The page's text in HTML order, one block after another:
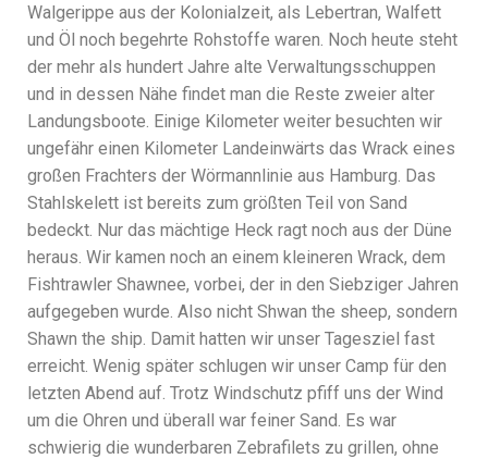
Walgerippe aus der Kolonialzeit, als Lebertran, Walfett
und Öl noch begehrte Rohstoffe waren. Noch heute steht
der mehr als hundert Jahre alte Verwaltungsschuppen
und in dessen Nähe findet man die Reste zweier alter
Landungsboote. Einige Kilometer weiter besuchten wir
ungefähr einen Kilometer Landeinwärts das Wrack eines
großen Frachters der Wörmannlinie aus Hamburg. Das
Stahlskelett ist bereits zum größten Teil von Sand
bedeckt. Nur das mächtige Heck ragt noch aus der Düne
heraus. Wir kamen noch an einem kleineren Wrack, dem
Fishtrawler Shawnee, vorbei, der in den Siebziger Jahren
aufgegeben wurde. Also nicht Shwan the sheep, sondern
Shawn the ship. Damit hatten wir unser Tagesziel fast
erreicht. Wenig später schlugen wir unser Camp für den
letzten Abend auf. Trotz Windschutz pfiff uns der Wind
um die Ohren und überall war feiner Sand. Es war
schwierig die wunderbaren Zebrafilets zu grillen, ohne